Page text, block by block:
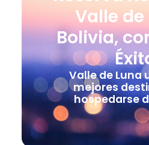
Valle de
Bolivia,
Valle de Luna
mejores
hospedarse